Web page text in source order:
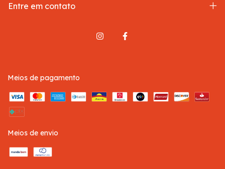
Entre em contato
Meios de pagamento
Meios de envio